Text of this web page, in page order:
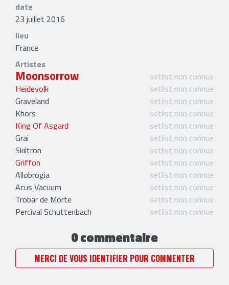
date
23 juillet 2016
lieu
France
Artistes
Moonsorrow
setlist non connue
Heidevolk
setlist non connue
Graveland
setlist non connue
Khors
setlist non connue
King Of Asgard
setlist non connue
Grai
setlist non connue
Skiltron
setlist non connue
Griffon
setlist non connue
Allobrogia
setlist non connue
Acus Vacuum
setlist non connue
Trobar de Morte
setlist non connue
Percival Schuttenbach
setlist non connue
0 commentaire
MERCI DE VOUS IDENTIFIER POUR COMMENTER